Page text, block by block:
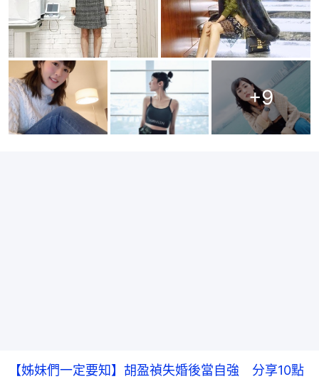
+9
【姊妹們一定要知】胡盈禎失婚後當自強 分享10點